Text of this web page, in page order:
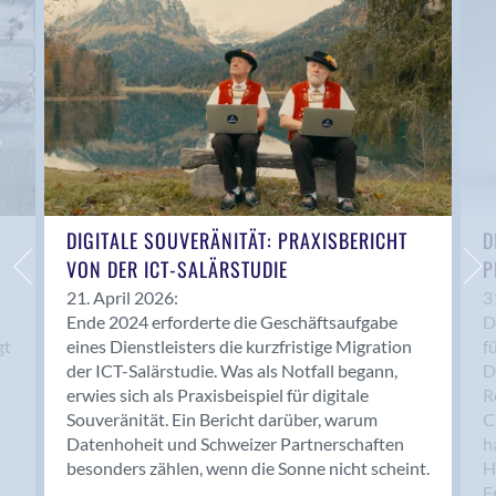
Anwil
Appenzell
Au SG
Baar
Baden
Balsthal
Balzers
Basel
Bassersdorf
Belp
Bendern
Benken (SG)
Bergdietikon
Berlin
Bern
Bern - Liebefeld
DIGITALE SOUVERÄNITÄT: PRAXISBERICHT
VON DER ICT-SALÄRSTUDIE
21. April 2026:
Ende 2024 erforderte die Geschäftsaufgabe
eines Dienstleisters die kurzfristige Migration
der ICT-Salärstudie. Was als Notfall begann,
erwies sich als Praxisbeispiel für digitale
Souveränität. Ein Bericht darüber, warum
Datenhoheit und Schweizer Partnerschaften
besonders zählen, wenn die Sonne nicht scheint.